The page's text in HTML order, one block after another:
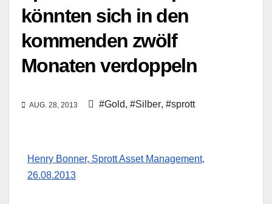
könnten sich in den
kommenden zwölf
Monaten verdoppeln
AUG. 28, 2013 #Gold, #Silber, #sprott
Henry Bonner, Sprott Asset Management,
26.08.2013